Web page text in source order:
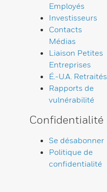
Employés
Investisseurs
Contacts
Médias
Liaison Petites
Entreprises
É.-U.A. Retraités
Rapports de
vulnérabilité
Confidentialité
Se désabonner
Politique de
confidentialité